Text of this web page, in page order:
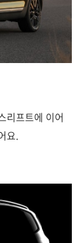
리프트에 이어
요.